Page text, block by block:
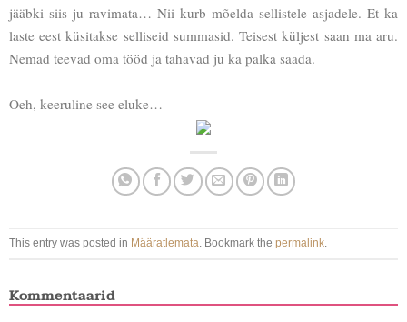
jääbki siis ju ravimata… Nii kurb mõelda sellistele asjadele. Et ka
laste eest küsitakse selliseid summasid. Teisest küljest saan ma aru.
Nemad teevad oma tööd ja tahavad ju ka palka saada.
Oeh, keeruline see eluke…
This entry was posted in Määratlemata . Bookmark the permalink.
Kommentaarid